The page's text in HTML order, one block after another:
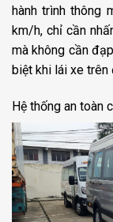
hành trình thông
km/h, chỉ cần
mà không cần
biệt khi lái xe
Hệ thống an toàn